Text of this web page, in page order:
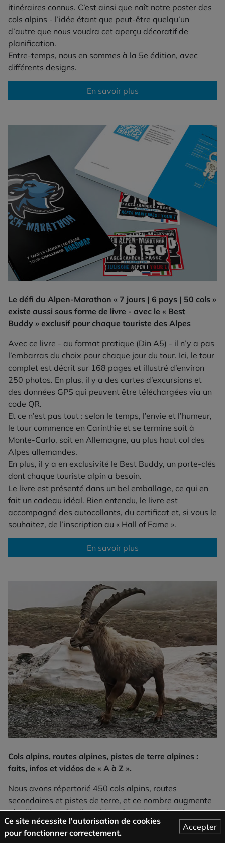
itinéraires connus. C’est ainsi que naît notre poster des
cols alpins - l’idée étant que peut-être quelqu’un
d’autre que nous voudra cet aperçu décoratif de
planification.
Entre-temps, nous en sommes à la 5e édition, avec
différents designs.
En savoir plus
Le défi du Alpen-Marathon « 7 jours | 6 pays | 50 cols »
existe aussi sous forme de livre - avec le « Best
Buddy » exclusif pour chaque touriste des Alpes
Avec ce livre - au format pratique (Din A5) - il n’y a pas
l’embarras du choix pour chaque jour du tour. Ici, le tour
complet est décrit sur 168 pages et illustré d’environ
250 photos. En plus, il y a des cartes d’excursions et
des données GPS qui peuvent être téléchargées via un
code QR.
Et ce n’est pas tout : selon le temps, l’envie et l’humeur,
le tour commence en Carinthie et se termine soit à
Monte-Carlo, soit en Allemagne, au plus haut col des
Alpes allemandes.
En plus, il y a en exclusivité le Best Buddy, un porte-clés
dont chaque touriste alpin a besoin.
Le livre est présenté dans un bel emballage, ce qui en
fait un cadeau idéal. Bien entendu, le livre est
accompagné des autocollants, du certificat et, si vous le
souhaitez, de l’inscription au « Hall of Fame ».
En savoir plus
Cols alpins, routes alpines, pistes de terre alpines :
faits, infos et vidéos de « A à Z ».
Nous avons répertorié 450 cols alpins, routes
secondaires et pistes de terre, et ce nombre augmente
régulièrement. Car il y a bien sûr toujours des choses
nouvelles et inconnues à découvrir.
Ces informations sont soit intégrées dans l’atlas
Ce site nécessite l'autorisation de cookies
pour fonctionner correctement.
Accepter